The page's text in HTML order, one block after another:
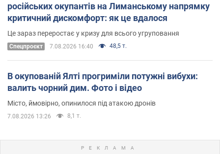
російських окупантів на Лиманському напрямку
критичний дискомфорт: як це вдалося
Це зараз переростає у кризу для всього угруповання
Cпецпроєкт 7.08.2026 16:40 48,5 т.
В окупованій Ялті прогриміли потужні вибухи:
валить чорний дим. Фото і відео
Місто, ймовірно, опинилося під атакою дронів
7.08.2026 13:26 8,1 т.